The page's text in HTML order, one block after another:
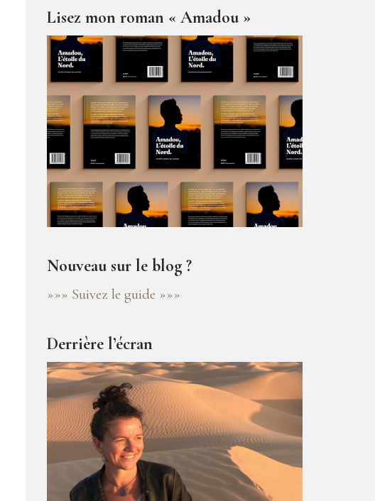
Lisez mon roman « Amadou »
Nouveau sur le blog ?
»»» Suivez le guide »»»
Derrière l’écran